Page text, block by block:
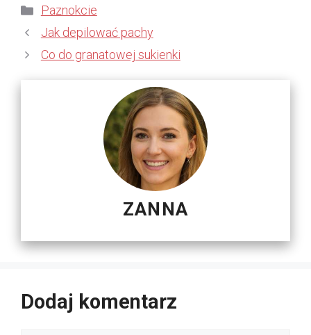
Kategorie
Paznokcie
Jak depilować pachy
Co do granatowej sukienki
ZANNA
Dodaj komentarz